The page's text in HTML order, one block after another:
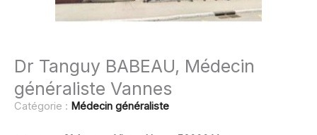
Dr Tanguy BABEAU, Médecin
généraliste Vannes
Catégorie : Médecin généraliste